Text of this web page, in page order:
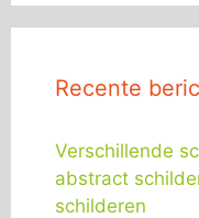
Recente
Verschillende
abstract
schilderen